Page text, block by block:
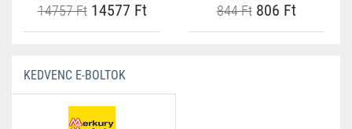
14757 Ft14577 Ft 844 Ft806 Ft
KEDVENC E-BOLTOK